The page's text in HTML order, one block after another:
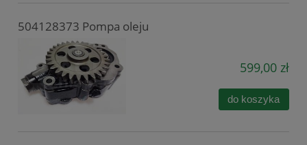
504128373 Pompa oleju
599,00 zł
do koszyka